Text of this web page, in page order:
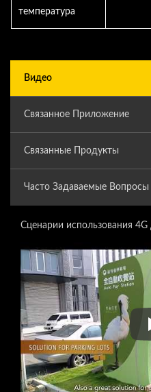
температура
Видео
Связанное Приложение
Связанные Продукты
Часто Задаваемые Вопросы
Сценарии использования